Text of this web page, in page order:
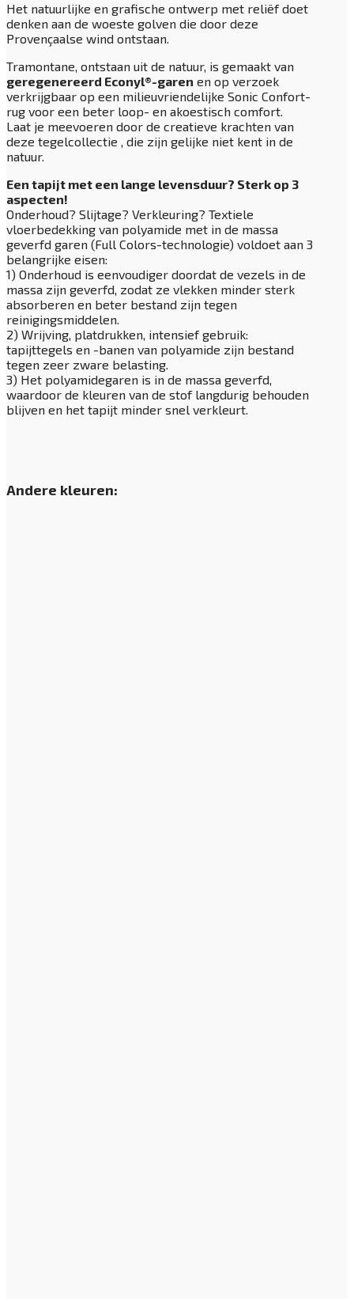
Het natuurlijke en grafische ontwerp met reliëf doet
denken aan de woeste golven die door deze
Provençaalse wind ontstaan.
Tramontane, ontstaan uit de natuur, is gemaakt van
geregenereerd Econyl®-garen en op verzoek
verkrijgbaar op een milieuvriendelijke Sonic Confort-
rug voor een beter loop- en akoestisch comfort.
Laat je meevoeren door de creatieve krachten van
deze tegelcollectie , die zijn gelijke niet kent in de
natuur.
Een tapijt met een lange levensduur? Sterk op 3
aspecten!
Onderhoud? Slijtage? Verkleuring? Textiele
vloerbedekking van polyamide met in de massa
geverfd garen (Full Colors-technologie) voldoet aan 3
belangrijke eisen:
1) Onderhoud is eenvoudiger doordat de vezels in de
massa zijn geverfd, zodat ze vlekken minder sterk
absorberen en beter bestand zijn tegen
reinigingsmiddelen.
2) Wrijving, platdrukken, intensief gebruik:
tapijttegels en -banen van polyamide zijn bestand
tegen zeer zware belasting.
3) Het polyamidegaren is in de massa geverfd,
waardoor de kleuren van de stof langdurig behouden
blijven en het tapijt minder snel verkleurt.
Andere kleuren: